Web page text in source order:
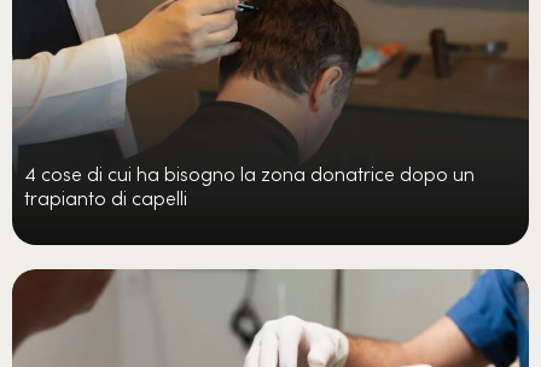
4 cose di cui ha bisogno la zona donatrice dopo un
trapianto di capelli